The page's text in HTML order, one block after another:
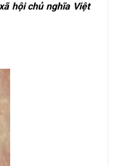
hội chủ nghĩa Việt